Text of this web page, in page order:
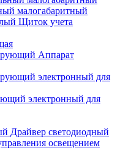
малогабаритный
Щиток учета
Аппарат
электронный для
Драйвер светодиодный